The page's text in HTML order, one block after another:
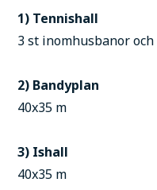
1) Tennishall
3 st inomhusbanor
2) Bandyplan
40x35 m
3) Ishall
40x35 m